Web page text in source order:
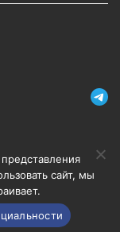
Stormcorp
Все права
сайт, мы